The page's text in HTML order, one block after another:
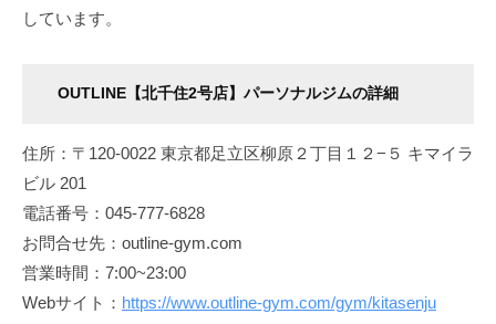
しています。
OUTLINE【北千住2号店】パーソナルジムの詳細
住所：〒120-0022 東京都足立区柳原２丁目１２−５ キマイラ
ビル 201
電話番号：045-777-6828
お問合せ先：outline-gym.com
営業時間：7:00~23:00
Webサイト： https://www.outline-gym.com/gym/kitasenju